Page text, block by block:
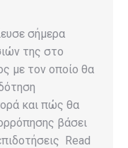
σήμερα
της στο
με τον οποίο θα
και πώς θα
βάσει
Read